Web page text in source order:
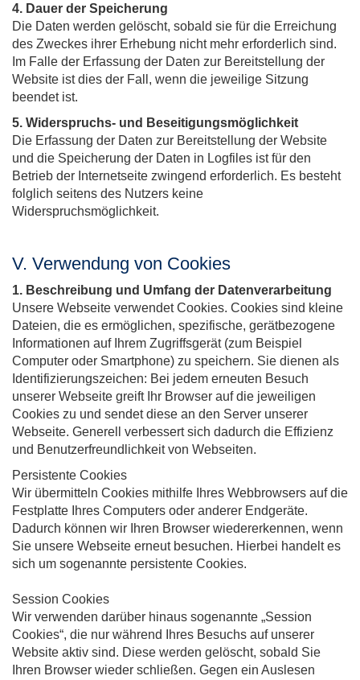
4. Dauer der Speicherung
Die Daten werden gelöscht, sobald sie für die Erreichung
des Zweckes ihrer Erhebung nicht mehr erforderlich sind.
Im Falle der Erfassung der Daten zur Bereitstellung der
Website ist dies der Fall, wenn die jeweilige Sitzung
beendet ist.
5. Widerspruchs- und Beseitigungsmöglichkeit
Die Erfassung der Daten zur Bereitstellung der Website
und die Speicherung der Daten in Logfiles ist für den
Betrieb der Internetseite zwingend erforderlich. Es besteht
folglich seitens des Nutzers keine
Widerspruchsmöglichkeit.
V. Verwendung von Cookies
1. Beschreibung und Umfang der Datenverarbeitung
Unsere Webseite verwendet Cookies. Cookies sind kleine
Dateien, die es ermöglichen, spezifische, gerätbezogene
Informationen auf Ihrem Zugriffsgerät (zum Beispiel
Computer oder Smartphone) zu speichern. Sie dienen als
Identifizierungszeichen: Bei jedem erneuten Besuch
unserer Webseite greift Ihr Browser auf die jeweiligen
Cookies zu und sendet diese an den Server unserer
Webseite. Generell verbessert sich dadurch die Effizienz
und Benutzerfreundlichkeit von Webseiten.
Persistente Cookies
Wir übermitteln Cookies mithilfe Ihres Webbrowsers auf die
Festplatte Ihres Computers oder anderer Endgeräte.
Dadurch können wir Ihren Browser wiedererkennen, wenn
Sie unsere Webseite erneut besuchen. Hierbei handelt es
sich um sogenannte persistente Cookies.
Session Cookies
Wir verwenden darüber hinaus sogenannte „Session
Cookies“, die nur während Ihres Besuchs auf unserer
Website aktiv sind. Diese werden gelöscht, sobald Sie
Ihren Browser wieder schließen. Gegen ein Auslesen